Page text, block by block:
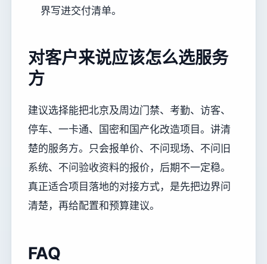
界写进交付清单。
对客户来说应该怎么选服务
方
建议选择能把北京及周边门禁、考勤、访客、
停车、一卡通、国密和国产化改造项目。讲清
楚的服务方。只会报单价、不问现场、不问旧
系统、不问验收资料的报价，后期不一定稳。
真正适合项目落地的对接方式，是先把边界问
清楚，再给配置和预算建议。
FAQ